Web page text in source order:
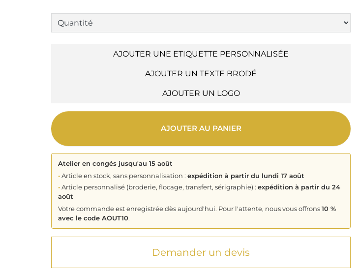
AJOUTER UNE ETIQUETTE PERSONNALISÉE
AJOUTER UN TEXTE BRODÉ
AJOUTER UN LOGO
AJOUTER AU PANIER
Atelier en congés jusqu'au 15 août
•Article en stock, sans personnalisation : expédition à partir du lundi 17 août
•Article personnalisé (broderie, flocage, transfert, sérigraphie) : expédition à partir du 24
août
Votre commande est enregistrée dès aujourd'hui. Pour l'attente, nous vous offrons10 %
avec le code AOUT10.
Demander un devis